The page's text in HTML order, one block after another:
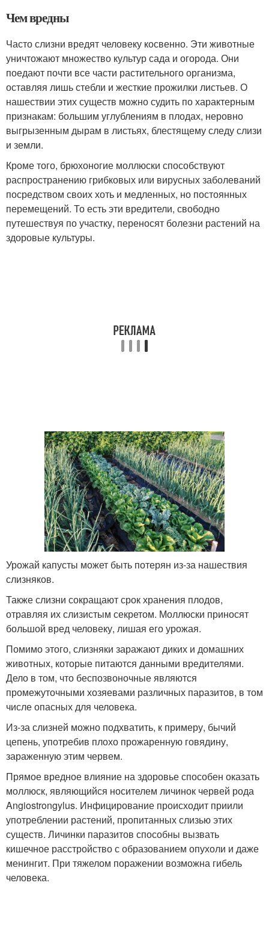
Чем вредны
Часто слизни вредят человеку косвенно. Эти животные
уничтожают множество культур сада и огорода. Они
поедают почти все части растительного организма,
оставляя лишь стебли и жесткие прожилки листьев. О
нашествии этих существ можно судить по характерным
признакам: большим углублениям в плодах, неровно
выгрызенным дырам в листьях, блестящему следу слизи
и земли.
Кроме того, брюхоногие моллюски способствуют
распространению грибковых или вирусных заболеваний
посредством своих хоть и медленных, но постоянных
перемещений. То есть эти вредители, свободно
путешествуя по участку, переносят болезни растений на
здоровые культуры.
Урожай капусты может быть потерян из-за нашествия
слизняков.
Также слизни сокращают срок хранения плодов,
отравляя их слизистым секретом. Моллюски приносят
большой вред человеку, лишая его урожая.
Помимо этого, слизняки заражают диких и домашних
животных, которые питаются данными вредителями.
Дело в том, что беспозвоночные являются
промежуточными хозяевами различных паразитов, в том
числе опасных для человека.
Из-за слизней можно подхватить, к примеру, бычий
цепень, употребив плохо прожаренную говядину,
зараженную этим червем.
Прямое вредное влияние на здоровье способен оказать
моллюск, являющийся носителем личинок червей рода
Angiostrongylus. Инфицирование происходит приили
употреблении растений, пропитанных слизью этих
существ. Личинки паразитов способны вызвать
кишечное расстройство с образованием опухоли и даже
менингит. При тяжелом поражении возможна гибель
человека.